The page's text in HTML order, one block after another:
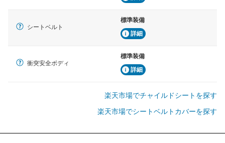
シートベルト
標準装備
詳細
衝突安全ボディ
標準装備
詳細
楽天市場でチャイルドシートを探す
楽天市場でシートベルトカバーを探す